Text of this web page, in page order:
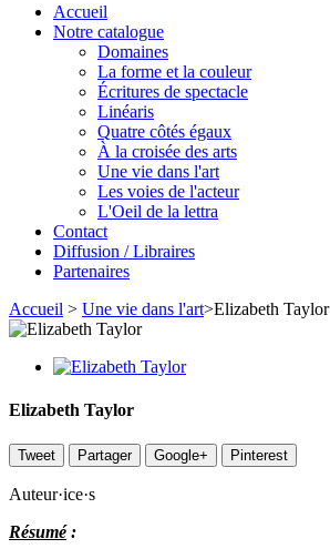
Accueil
Notre catalogue
Domaines
La forme et la couleur
Écritures de spectacle
Linéaris
Quatre côtés égaux
À la croisée des arts
Une vie dans l'art
Les voies de l'acteur
L'Oeil de la lettra
Contact
Diffusion / Libraires
Partenaires
Accueil > Une vie dans l'art>Elizabeth Taylor
Elizabeth Taylor
Tweet Partager Google+ Pinterest
Auteur·ice·s
Résumé: